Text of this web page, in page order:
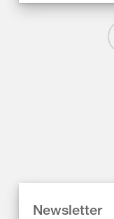
Newsletter